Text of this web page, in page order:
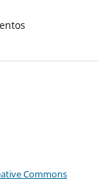
Commons